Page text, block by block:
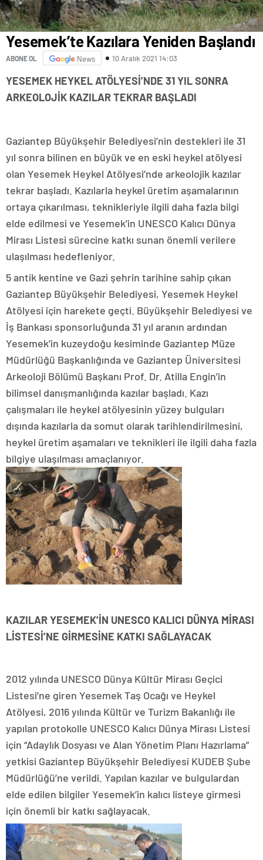
Yesemek’te Kazılara Yeniden Başlandı
ABONE OL News 10 Aralık 2021 14:03
YESEMEK HEYKEL ATÖLYESİ’NDE 31 YIL SONRA
ARKEOLOJİK KAZILAR TEKRAR BAŞLADI
Gaziantep Büyükşehir Belediyesi’nin destekleri ile 31
yıl sonra bilinen en büyük ve en eski heykel atölyesi
olan Yesemek Heykel Atölyesi’nde arkeolojik kazılar
tekrar başladı. Kazılarla heykel üretim aşamalarının
ortaya çıkarılması, teknikleriyle ilgili daha fazla bilgi
elde edilmesi ve Yesemek’in UNESCO Kalıcı Dünya
Mirası Listesi sürecine katkı sunan önemli verilere
ulaşılması hedefleniyor.
5 antik kentine ve Gazi şehrin tarihine sahip çıkan
Gaziantep Büyükşehir Belediyesi, Yesemek Heykel
Atölyesi için harekete geçti. Büyükşehir Belediyesi ve
İş Bankası sponsorluğunda 31 yıl aranın ardından
Yesemek’in kuzeydoğu kesiminde Gaziantep Müze
Müdürlüğü Başkanlığında ve Gaziantep Üniversitesi
Arkeoloji Bölümü Başkanı Prof. Dr. Atilla Engin’in
bilimsel danışmanlığında kazılar başladı. Kazı
çalışmaları ile heykel atölyesinin yüzey bulguları
dışında kazılarla da somut olarak tarihlendirilmesini,
heykel üretim aşamaları ve teknikleri ile ilgili daha fazla
bilgiye ulaşılması amaçlanıyor.
KAZILAR YESEMEK’İN UNESCO KALICI DÜNYA MİRASI
LİSTESİ’NE GİRMESİNE KATKI SAĞLAYACAK
2012 yılında UNESCO Dünya Kültür Mirası Geçici
Listesi’ne giren Yesemek Taş Ocağı ve Heykel
Atölyesi, 2016 yılında Kültür ve Turizm Bakanlığı ile
yapılan protokolle UNESCO Kalıcı Dünya Mirası Listesi
için “Adaylık Dosyası ve Alan Yönetim Planı Hazırlama”
yetkisi Gaziantep Büyükşehir Belediyesi KUDEB Şube
Müdürlüğü’ne verildi. Yapılan kazılar ve bulgulardan
elde edilen bilgiler Yesemek’in kalıcı listeye girmesi
için önemli bir katkı sağlayacak.